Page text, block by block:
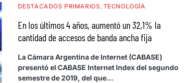
DESTACADOS PRIMARIOS TECNOLOGÍA
En los últimos 4 años, aumentó un 32,1% la
cantidad de accesos de banda ancha fija
La Cámara Argentina de Internet (CABASE)
presentó el CABASE Internet Index del segundo
semestre de 2019, del que…